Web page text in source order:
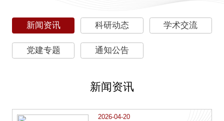
新闻资讯
新闻资讯 科研动态 学术交流
党建专题 通知公告
2026-04-20